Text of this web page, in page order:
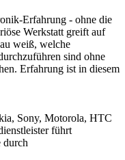
Erfahrung - ohne die
Werkstatt greift auf
weiß, welche
sind ohne
Erfahrung ist in diesem
Sony, Motorola, HTC
führt
durch